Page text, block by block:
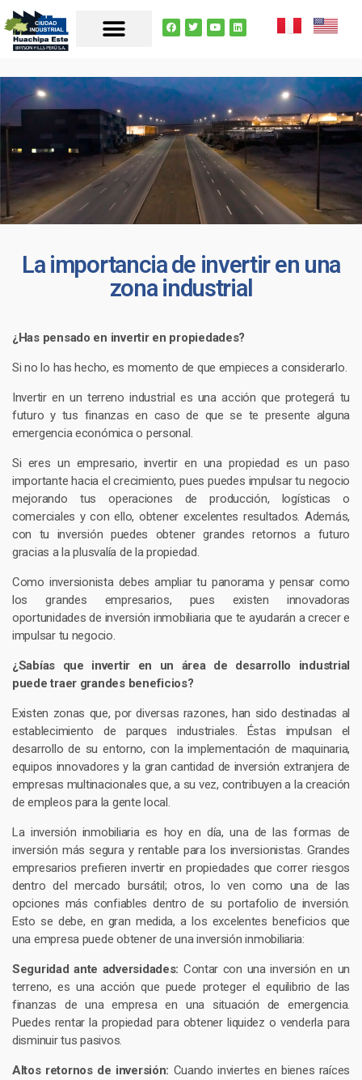
La importancia de invertir en una
zona industrial
¿Has pensado en invertir en propiedades?
Si no lo has hecho, es momento de que empieces a considerarlo.
Invertir en un terreno industrial es una acción que protegerá tu
futuro y tus finanzas en caso de que se te presente alguna
emergencia económica o personal.
Si eres un empresario, invertir en una propiedad es un paso
importante hacia el crecimiento, pues puedes impulsar tu negocio
mejorando tus operaciones de producción, logísticas o
comerciales y con ello, obtener excelentes resultados. Además,
con tu inversión puedes obtener grandes retornos a futuro
gracias a la plusvalía de la propiedad.
Como inversionista debes ampliar tu panorama y pensar como
los grandes empresarios, pues existen innovadoras
oportunidades de inversión inmobiliaria que te ayudarán a crecer e
impulsar tu negocio.
¿Sabías que invertir en un área de desarrollo industrial
puede traer grandes beneficios?
Existen zonas que, por diversas razones, han sido destinadas al
establecimiento de parques industriales. Éstas impulsan el
desarrollo de su entorno, con la implementación de maquinaria,
equipos innovadores y la gran cantidad de inversión extranjera de
empresas multinacionales que, a su vez, contribuyen a la creación
de empleos para la gente local.
La inversión inmobiliaria es hoy en día, una de las formas de
inversión más segura y rentable para los inversionistas. Grandes
empresarios prefieren invertir en propiedades que correr riesgos
dentro del mercado bursátil; otros, lo ven como una de las
opciones más confiables dentro de su portafolio de inversión.
Esto se debe, en gran medida, a los excelentes beneficios que
una empresa puede obtener de una inversión inmobiliaria:
Seguridad ante adversidades: Contar con una inversión en un
terreno, es una acción que puede proteger el equilibrio de las
finanzas de una empresa en una situación de emergencia.
Puedes rentar la propiedad para obtener liquidez o venderla para
disminuir tus pasivos.
Altos retornos de inversión: Cuando inviertes en bienes raíces